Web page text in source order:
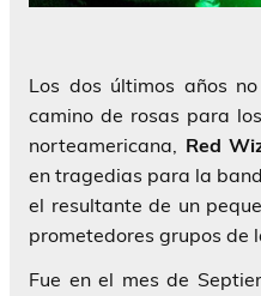
Los dos últimos años
camino de rosas para
norteamericana, Red
en tragedias para la
el resultante de un
prometedores grupos de
Fue en el mes de